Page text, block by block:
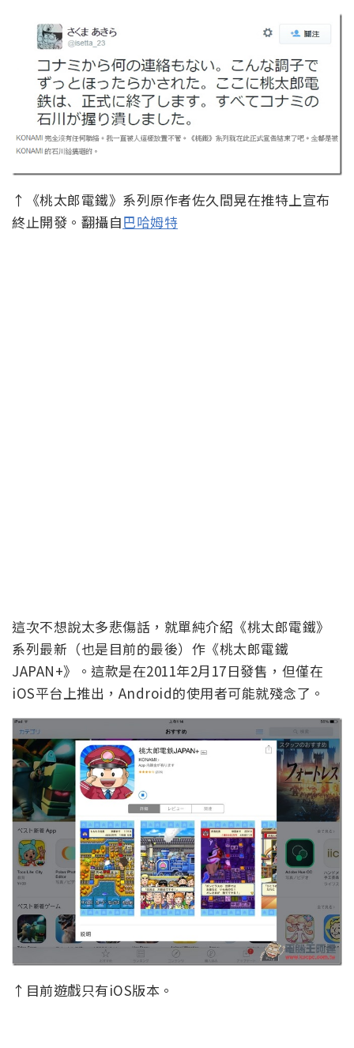
↑《桃太郎電鐵》系列原作者佐久間晃在推特上宣布
終止開發。翻攝自巴哈姆特
這次不想說太多悲傷話，就單純介紹《桃太郎電鐵》
系列最新（也是目前的最後）作《桃太郎電鐵
JAPAN+》。這款是在2011年2月17日發售，但僅在
iOS平台上推出，Android的使用者可能就殘念了。
↑目前遊戲只有iOS版本。